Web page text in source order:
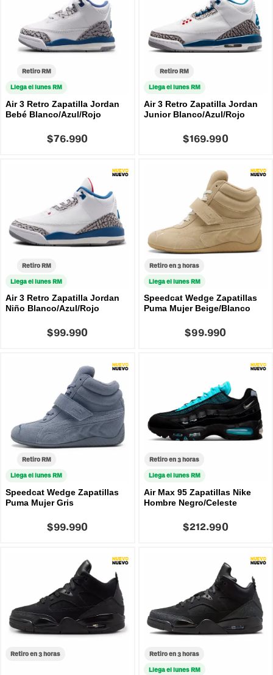
Retiro RM
Llega el lunes RM
Air 3 Retro Zapatilla Jordan
Bebé Blanco/Azul/Rojo
$76.990
Retiro RM
Llega el lunes RM
Air 3 Retro Zapatilla Jordan
Junior Blanco/Azul/Rojo
$169.990
Retiro RM
Llega el lunes RM
Air 3 Retro Zapatilla Jordan
Niño Blanco/Azul/Rojo
$99.990
Retiro en 3 horas
Llega el lunes RM
Speedcat Wedge Zapatillas
Puma Mujer Beige/Blanco
$99.990
Retiro RM
Llega el lunes RM
Speedcat Wedge Zapatillas
Puma Mujer Gris
$99.990
Retiro en 3 horas
Llega el lunes RM
Air Max 95 Zapatillas Nike
Hombre Negro/Celeste
$212.990
Retiro en 3 horas Retiro en 3 horas
Llega el lunes RM